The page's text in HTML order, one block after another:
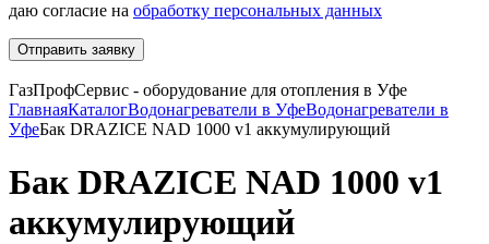
даю согласие на обработку персональных данных
Отправить заявку
ГазПрофСервис - оборудование для отопления в Уфе
ГлавнаяКаталогВодонагреватели в УфеВодонагреватели в
УфеБак DRAZICE NAD 1000 v1 аккумулирующий
Бак DRAZICE NAD 1000 v1
аккумулирующий